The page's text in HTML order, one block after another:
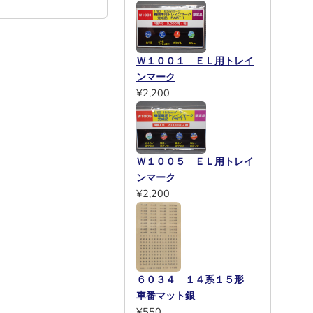
Ｗ１００１ ＥＬ用トレイ
ンマーク
¥2,200
Ｗ１００５ ＥＬ用トレイ
ンマーク
¥2,200
６０３４ １４系１５形
車番マット銀